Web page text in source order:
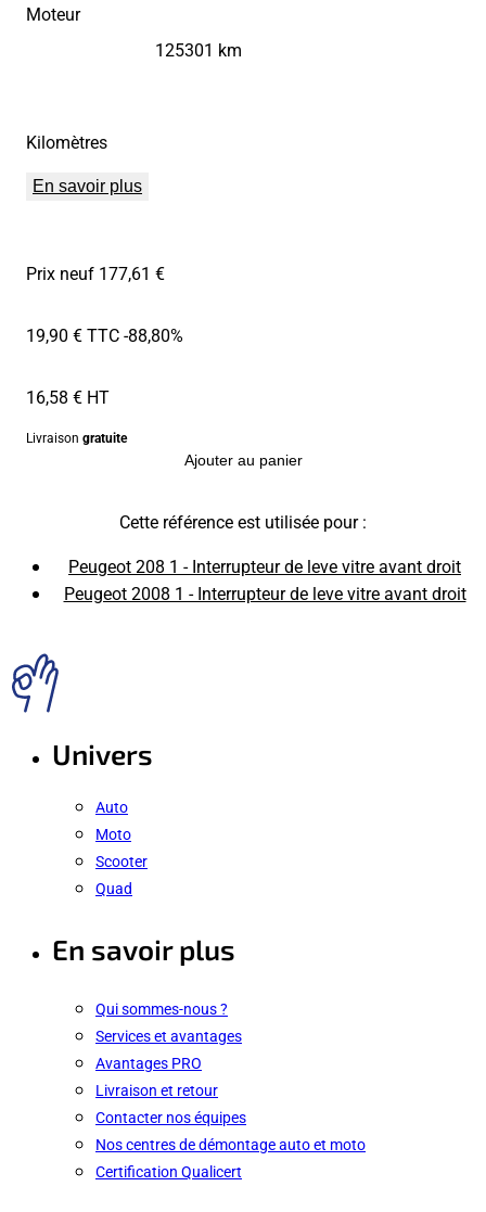
Moteur
Kilomètres
125301 km
En savoir plus
Prix neuf 177,61 €
19,90 € TTC-88,80%
16,58 € HT
Livraison gratuite
Ajouter au panier
Cette référence est utilisée pour :
Peugeot 208 1 - Interrupteur de leve vitre avant droit
Peugeot 2008 1 - Interrupteur de leve vitre avant droit
Univers
Auto
Moto
Scooter
Quad
En savoir plus
Qui sommes-nous ?
Services et avantages
Avantages PRO
Livraison et retour
Contacter nos équipes
Nos centres de démontage auto et moto
Certification Qualicert